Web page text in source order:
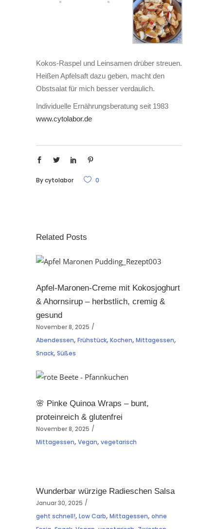
Kokos-Raspel und Leinsamen drüber streuen.
Heißen Apfelsaft dazu geben, macht den
Obstsalat für mich besser verdaulich.
Individuelle Ernährungsberatung seit 1983
www.cytolabor.de
Bycytolabor 0
Related Posts
Apfel-Maronen-Creme mit Kokosjoghurt
& Ahornsirup – herbstlich, cremig &
gesund
November 8, 2025
Abendessen, Frühstück, Kochen, Mittagessen,
Snack, Süßes
🌸 Pinke Quinoa Wraps – bunt,
proteinreich & glutenfrei
November 8, 2025
Mittagessen, Vegan, vegetarisch
Wunderbar würzige Radieschen Salsa
Januar 30, 2025
geht schnell!, Low Carb, Mittagessen, ohne